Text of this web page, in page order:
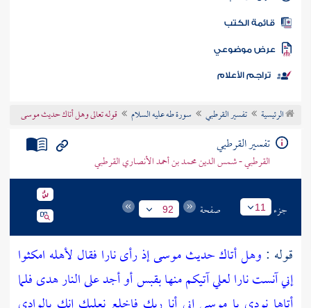
المكتبة
الكتب
موضوعي
تراجم الأعلام
الرئيسية تفسير القرطبي سورة طه عليه السلام قوله تعالى وهل أتاك حديث موسى
تفسير القرطبي
القرطبي - شمس الدين محمد بن أحمد الأنصاري القرطبي
جزء 11 صفحة 92
قوله : وهل أتاك حديث موسى إذ رأى نارا فقال لأهله امكثوا
إني آنست نارا لعلي آتيكم منها بقبس أو أجد على النار هدى فلما